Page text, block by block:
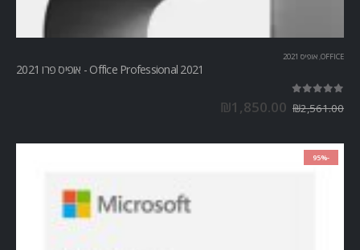
OFFICE
, אופיס 2021
Office Professional 2021 - אופיס פרו 2021
₪2,561.00
₪1,850.00
-95%